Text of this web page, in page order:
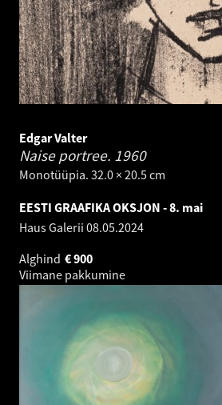
Edgar Valter
Naise portree. 1960
Monotüüpia. 32.0 × 20.5 cm
EESTI GRAAFIKA OKSJON - 8. mai
Haus Galerii 08.05.2024
Alghind
900
€
Viimane pakkumine